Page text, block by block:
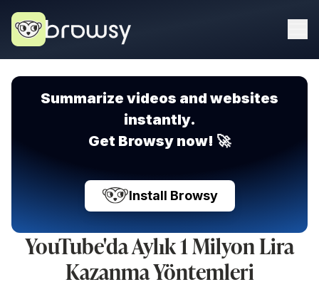
Summarize videos and websites
instantly.
Get Browsy now! 🚀
Install Browsy
YouTube'da Aylık 1 Milyon Lira
Kazanma Yöntemleri